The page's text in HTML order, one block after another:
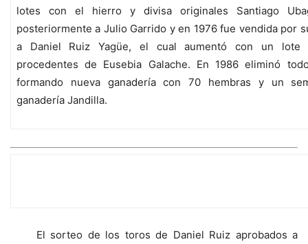
lotes con el hierro y divisa originales Santiago
posteriormente a Julio Garrido y en 1976 fue vendida por
a Daniel Ruiz Yagüe, el cual aumentó con un lote
procedentes de Eusebia Galache. En 1986 eliminó
formando nueva ganadería con 70 hembras y un
ganadería Jandilla.
El sorteo de los toros de Daniel Ruiz aprobados a